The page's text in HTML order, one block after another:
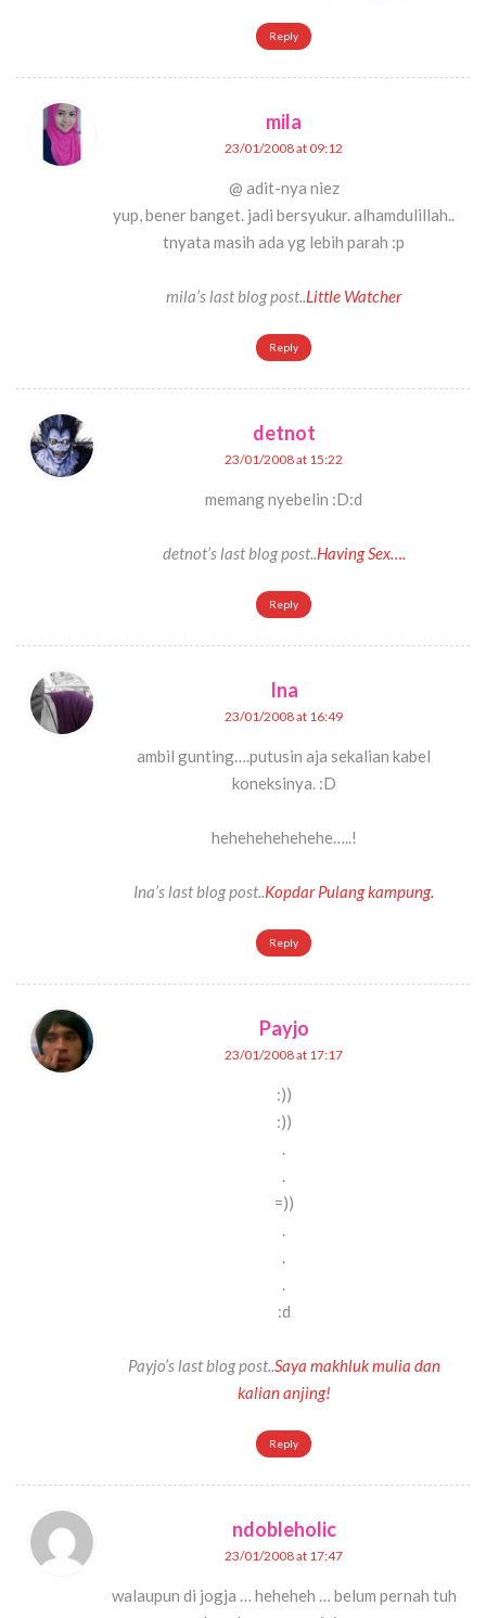
Reply
mila
23/01/2008 at 09:12
@ adit-nya niez
yup, bener banget. jadi bersyukur. alhamdulillah..
tnyata masih ada yg lebih parah :p
mila’s last blog post..Little Watcher
Reply
detnot
23/01/2008 at 15:22
memang nyebelin :D:d
detnot’s last blog post..Having Sex….
Reply
Ina
23/01/2008 at 16:49
ambil gunting….putusin aja sekalian kabel
koneksinya. :D
hehehehehehehe…..!
Ina’s last blog post..Kopdar Pulang kampung.
Reply
Payjo
23/01/2008 at 17:17
:))
:))
.
.
=))
.
.
.
:d
Payjo’s last blog post..Saya makhluk mulia dan
kalian anjing!
Reply
ndobleholic
23/01/2008 at 17:47
walaupun di jogja … heheheh … belum pernah tuh